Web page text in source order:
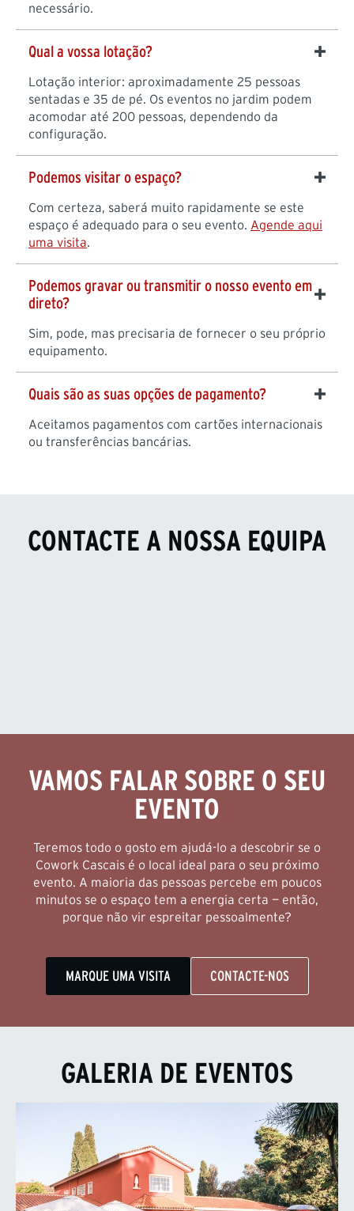
necessário.
Qual a vossa lotação?
Lotação interior: aproximadamente 25 pessoas
sentadas e 35 de pé. Os eventos no jardim podem
acomodar até 200 pessoas, dependendo da
configuração.
Podemos visitar o espaço?
Com certeza, saberá muito rapidamente se este
espaço é adequado para o seu evento. Agende aqui
uma visita.
Podemos gravar ou transmitir o nosso evento em
direto?
Sim, pode, mas precisaria de fornecer o seu próprio
equipamento.
Quais são as suas opções de pagamento?
Aceitamos pagamentos com cartões internacionais
ou transferências bancárias.
CONTACTE A NOSSA EQUIPA
VAMOS FALAR SOBRE O SEU
EVENTO
Teremos todo o gosto em ajudá-lo a descobrir se o
Cowork Cascais é o local ideal para o seu próximo
evento. A maioria das pessoas percebe em poucos
minutos se o espaço tem a energia certa — então,
porque não vir espreitar pessoalmente?
MARQUE UMA VISITA CONTACTE-NOS
GALERIA DE EVENTOS